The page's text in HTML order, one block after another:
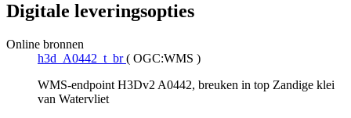
Digitale leveringsopties
Online bronnen
h3d_A0442_t_br ( OGC:WMS )
WMS-endpoint H3Dv2 A0442, breuken in top Zandige klei
van Watervliet